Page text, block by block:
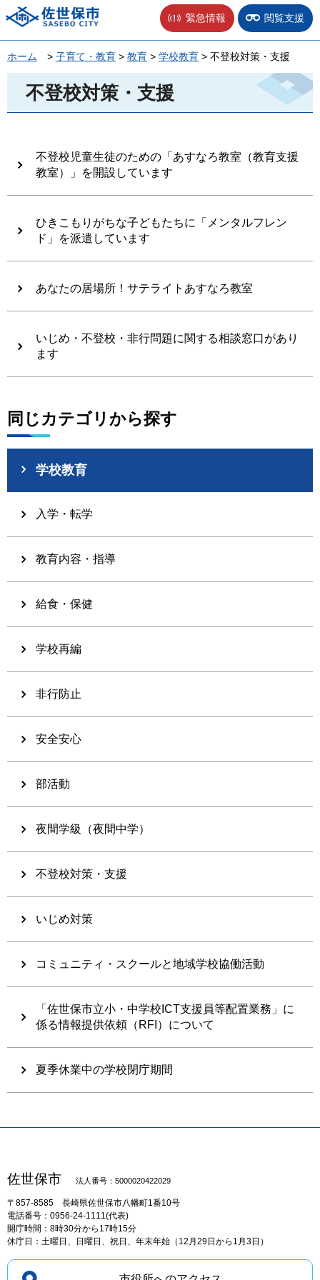
佐世保市 緊急情報 閲覧支援
ホーム > 子育て・教育 > 教育 > 学校教育 > 不登校対策・支援
不登校対策・支援
不登校児童生徒のための「あすなろ教室（教育支援
教室）」を開設しています
ひきこもりがちな子どもたちに「メンタルフレン
ド」を派遣しています
あなたの居場所！サテライトあすなろ教室
いじめ・不登校・非行問題に関する相談窓口があり
ます
同じカテゴリから探す
学校教育
入学・転学
教育内容・指導
給食・保健
学校再編
非行防止
安全安心
部活動
夜間学級（夜間中学）
不登校対策・支援
いじめ対策
コミュニティ・スクールと地域学校協働活動
「佐世保市立小・中学校ICT支援員等配置業務」に
係る情報提供依頼（RFI）について
夏季休業中の学校閉庁期間
佐世保市 法人番号：5000020422029
〒857-8585 長崎県佐世保市八幡町1番10号
電話番号：0956-24-1111(代表)
開庁時間：8時30分から17時15分
休庁日：土曜日、日曜日、祝日、年末年始（12月29日から1月3日）